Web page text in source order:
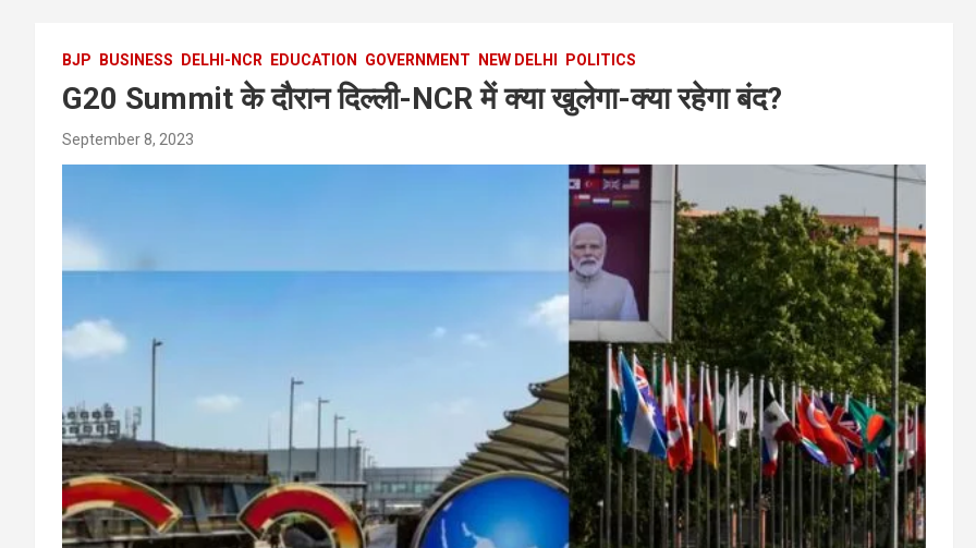
BJP BUSINESS DELHI-NCR EDUCATION GOVERNMENT NEW DELHI POLITICS
G20 Summit के दौरान दिल्ली-NCR में क्या खुलेगा-क्या रहेगा बंद?
September 8, 2023